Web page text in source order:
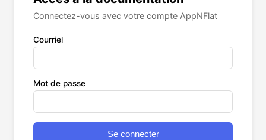
Connectez-vous avec votre compte AppNFlat
Courriel
Mot de passe
Se connecter